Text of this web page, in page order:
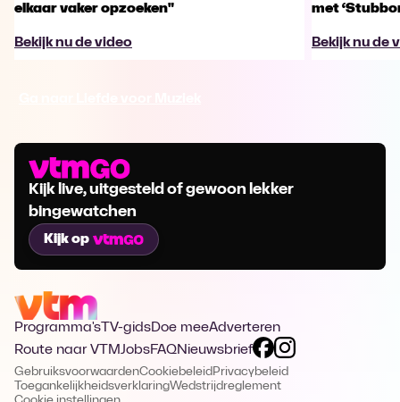
elkaar vaker opzoeken"
Bekijk nu de video
met
Bekijk nu de
Kijk live, uitgesteld of gewoon lekker
bingewatchen
Kijk op
Programma's TV-gidsDoe meeAdverteren
Route naar VTMJobsFAQNieuwsbrief
GebruiksvoorwaardenCookiebeleid Privacybeleid
ToegankelijkheidsverklaringWedstrijdreglement